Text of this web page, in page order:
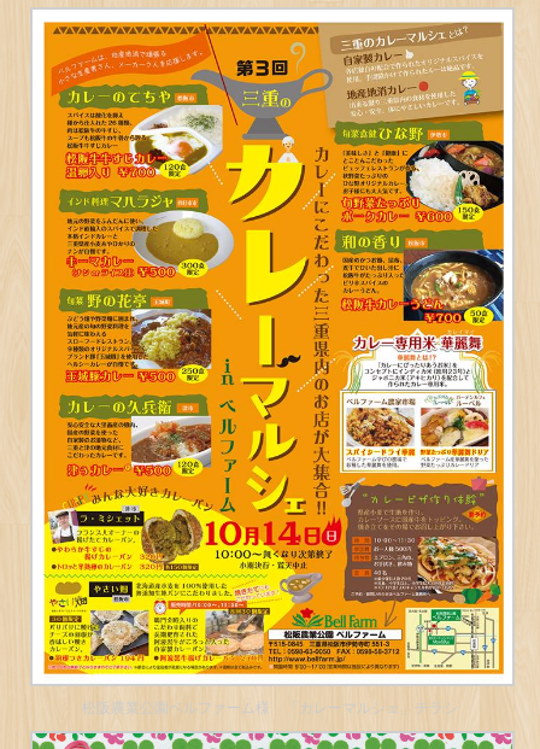
松阪農業公園ベルファーム様 「カレーマルシェ」チラシ